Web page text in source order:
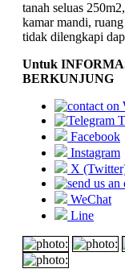
tanah seluas
kamar mandi,
tidak dilengkapi
Untuk
BERKUNJUNG
Facebook
Instagram
X
WeChat
Line